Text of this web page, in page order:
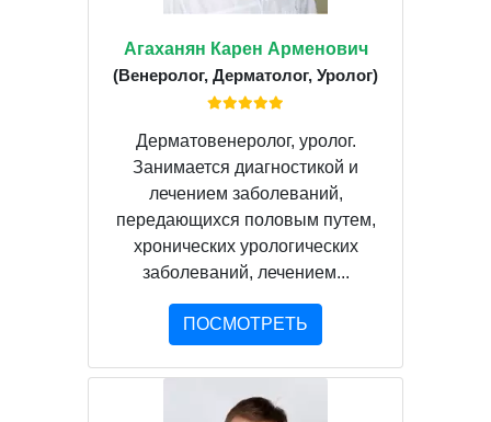
Агаханян Карен Арменович
(Венеролог, Дерматолог, Уролог)
Дерматовенеролог, уролог.
Занимается диагностикой и
лечением заболеваний,
передающихся половым путем,
хронических урологических
заболеваний, лечением...
ПОСМОТРЕТЬ